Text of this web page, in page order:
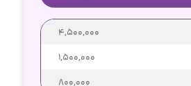
4,500,000
1,500,000
800,000